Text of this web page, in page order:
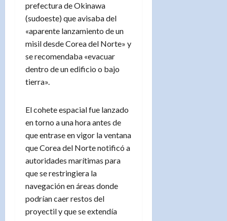
prefectura de Okinawa
(sudoeste) que avisaba del
«aparente lanzamiento de un
misil desde Corea del Norte» y
se recomendaba «evacuar
dentro de un edificio o bajo
tierra».
El cohete espacial fue lanzado
en torno a una hora antes de
que entrase en vigor la ventana
que Corea del Norte notificó a
autoridades marítimas para
que se restringiera la
navegación en áreas donde
podrían caer restos del
proyectil y que se extendía